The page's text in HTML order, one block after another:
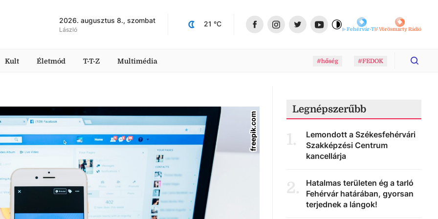
2026. augusztus 8., szombat
László
21 °C
Fehérvár-TVVörösmarty Rádió
Kult Életmód T-T-Z Multimédia #hőség #FEDOK
freepik.com
Legnépszerűbb
1.
Lemondott a Székesfehérvári
Szakképzési Centrum
kancellárja
2.
Hatalmas területen ég a tarló
Fehérvár határában, gyorsan
terjednek a lángok!